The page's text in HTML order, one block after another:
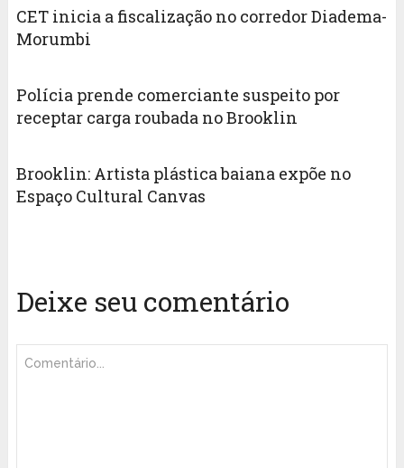
CET inicia a fiscalização no corredor Diadema-
Morumbi
Polícia prende comerciante suspeito por
receptar carga roubada no Brooklin
Brooklin: Artista plástica baiana expõe no
Espaço Cultural Canvas
Deixe seu comentário